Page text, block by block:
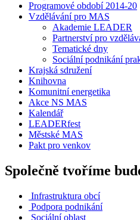
Programové období 2014-20
Vzdělávání pro MAS
Akademie LEADER
Partnerství pro
Tematické dny
Sociální podnikání
Krajská sdružení
Knihovna
Komunitní energetika
Akce NS MAS
Kalendář
LEADERfest
Městské MAS
Pakt pro venkov
Společně tvoříme
Infrastruktura obcí
Podpora podnikání
Sociální oblast